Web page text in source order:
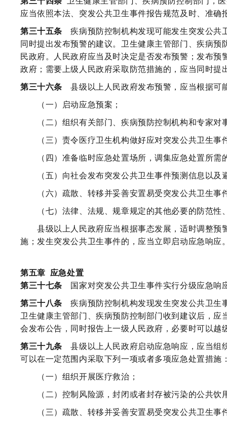
应当依照本法、突发公共卫生事件报告规范及时、准
第三十五条 疾病预防控制机构发现可能发生突发公共
同时提出发布预警的建议。卫生健康主管部门、疾病
民政府。人民政府应当及时决定是否发布预警；发布
政府；需要上级人民政府采取防范措施的，应当同时提
第三十六条 县级以上人民政府发布预警，应当根据可
（一）启动应急预案；
（二）组织有关部门、疾病预防控制机构和专家对
（三）责令医疗卫生机构做好应对突发公共卫生事
（四）准备临时应急处置场所，调集应急处置所需
（五）向社会发布突发公共卫生事件预测信息以及
（六）疏散、转移并妥善安置易受突发公共卫生事
（七）法律、法规、规章规定的其他必要的防范性
县级以上人民政府应当根据事态发展，适时调整预
施；发生突发公共卫生事件的，应当立即启动应急响应
第五章 应急处置
第三十七条 国家对突发公共卫生事件实行分级应急响
第三十八条 疾病预防控制机构发现发生突发公共卫生
卫生健康主管部门、疾病预防控制部门收到建议后，
会发布公告，同时报告上一级人民政府，必要时可以
第三十九条 县级以上人民政府启动应急响应，应当组
可以在一定范围内采取下列一项或者多项应急处置措施
（一）组织开展医疗救治；
（二）控制风险源，封闭或者封存被污染的公共饮
（三）疏散、转移并妥善安置易受突发公共卫生事